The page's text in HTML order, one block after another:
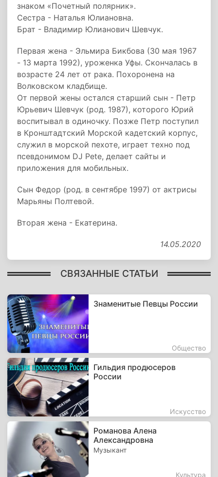
знаком «Почетный полярник».
Сестра - Наталья Юлиановна.
Брат - Владимир Юлианович Шевчук.
Первая жена - Эльмира Бикбова (30 мая 1967
- 13 марта 1992), уроженка Уфы. Скончалась в
возрасте 24 лет от рака. Похоронена на
Волковском кладбище.
От первой жены остался старший сын - Петр
Юрьевич Шевчук (род. 1987), которого Юрий
воспитывал в одиночку. Позже Петр поступил
в Кронштадтский Морской кадетский корпус,
служил в морской пехоте, играет техно под
псевдонимом DJ Pete, делает сайты и
приложения для мобильных.
Сын Федор (род. в сентябре 1997) от актрисы
Марьяны Полтевой.
Вторая жена - Екатерина.
14.05.2020
СВЯЗАННЫЕ СТАТЬИ
Знаменитые Певцы России
Общество
Гильдия продюсеров
России
Искусство
Романова Алена
Александровна
Музыкант
Культура